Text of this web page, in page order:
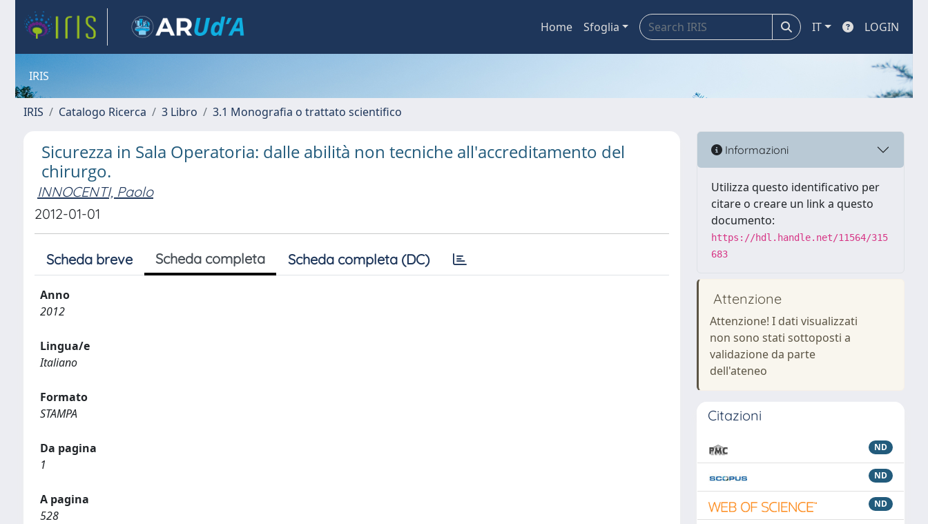
Home Sfoglia IT LOGIN
IRIS
IRIS Catalogo Ricerca 3 Libro 3.1 Monografia o trattato scientifico
Sicurezza in Sala Operatoria: dalle abilità non tecniche all'accreditamento del
chirurgo.
INNOCENTI, Paolo
2012-01-01
Scheda breve Scheda completa Scheda completa (DC)
Anno
2012
Lingua/e
Italiano
Formato
STAMPA
Da pagina
1
A pagina
528
Informazioni
Utilizza questo identificativo per
citare o creare un link a questo
documento:
https://hdl.handle.net/11564/315
683
Attenzione
Attenzione! I dati visualizzati
non sono stati sottoposti a
validazione da parte
dell'ateneo
Citazioni
ND
ND
ND